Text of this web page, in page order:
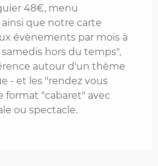
48€, menu
que notre carte
évènements par mois à
samedis hors du temps",
autour d'un thème
- et les "rendez vous
format "cabaret" avec
ou spectacle.